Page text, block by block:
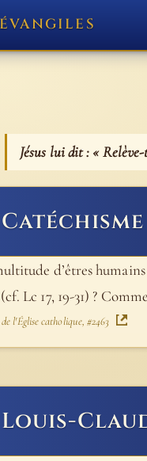
Jésus lui dit : «
d’êtres
Lc 17, 19-31) ?
l'Église catholique, #2463
Louis-